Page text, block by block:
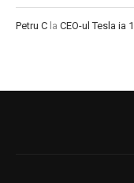
Petru C la CEO-ul Tesla ia